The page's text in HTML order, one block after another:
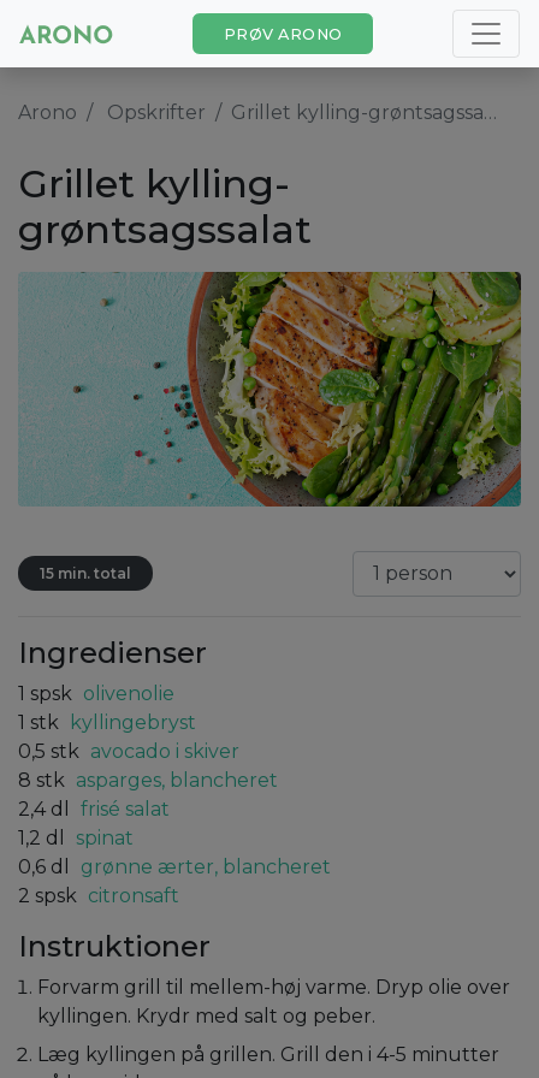
PRØV ARONO
Arono Opskrifter Grillet kylling-grøntsagssalat
Grillet kylling-
grøntsagssalat
15 min. total
Ingredienser
1 spsk olivenolie
1 stk
kyllingebryst
0,5 stk avocado i skiver
8 stk asparges, blancheret
2,4 dl
frisé salat
1,2 dl
spinat
0,6 dl
grønne ærter, blancheret
2 spsk citronsaft
Instruktioner
Forvarm grill til mellem-høj varme. Dryp olie over
kyllingen. Krydr med salt og peber.
Læg kyllingen på grillen. Grill den i 4-5 minutter